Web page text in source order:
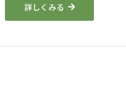
詳しくみる